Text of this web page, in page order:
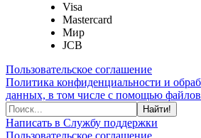
Visa
Mastercard
Мир
JCB
Пользовательское соглашение
Политика конфиденциальности и
данных, в том числе с помощью
Найти!
Написать в Службу поддержки
Пользовательское соглашение